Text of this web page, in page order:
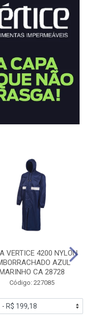
VERTICE 4200 NYLON
AZUL
CA 28728
Código: 227085